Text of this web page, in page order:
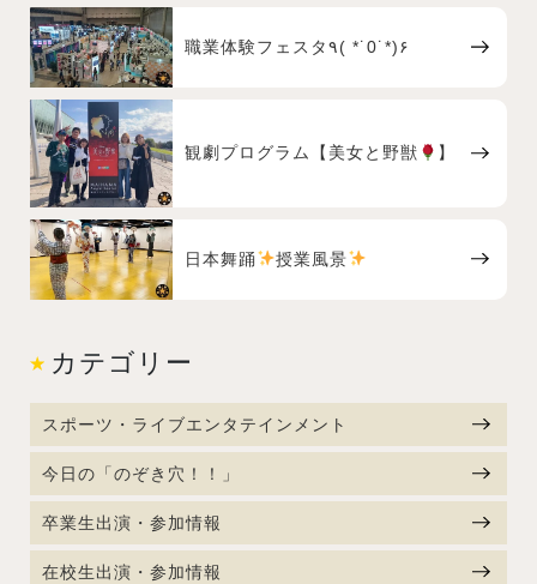
職業体験フェスタ٩( *˙0˙*)۶
観劇プログラム【美女と野獣 】
日本舞踊 授業風景
カテゴリー
スポーツ・ライブエンタテインメント
今日の「のぞき穴！！」
卒業生出演・参加情報
在校生出演・参加情報